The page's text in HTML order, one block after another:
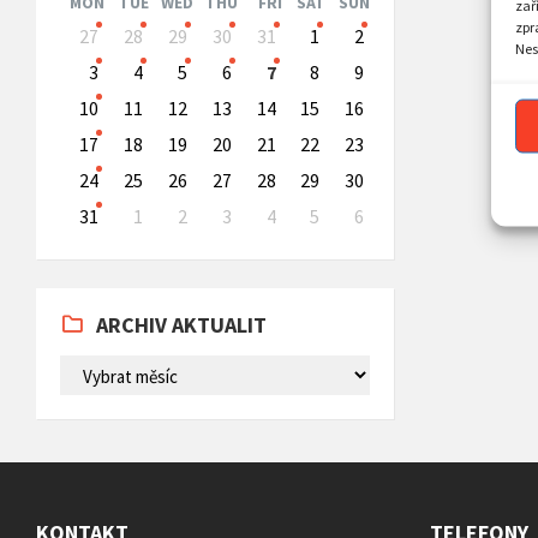
Skip
calendar
days
27 28 29 30 31 1
2
3
4 5 6 7 8
9
10
11 12 13 14 15
16
17
18 19 20 21 22
23
24
25 26 27 28 29
30
31
1 2 3 4 5
6
to
days
ARCHIV AKTUALIT
ARCHIV
AKTUALIT
KONTAKT TELEFONY